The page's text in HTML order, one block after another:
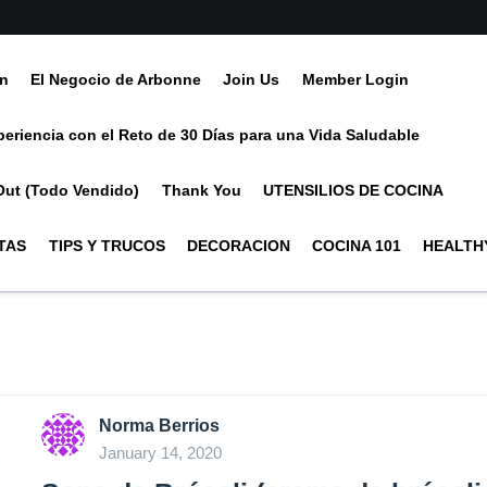
El Negocio de Arbonne Join Us Member Login
con el Reto de 30 Días para una Vida Saludable
(Todo Vendido) Thank You UTENSILIOS DE COCINA
TIPS Y TRUCOS DECORACION COCINA 101
Norma Berrios
January 14, 2020